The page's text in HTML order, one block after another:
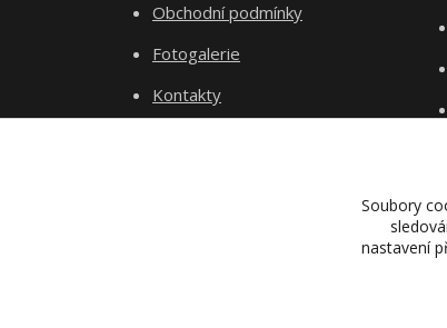
Obchodní podmínky
Fotogalerie
Kontakty
Soubory
nastavení